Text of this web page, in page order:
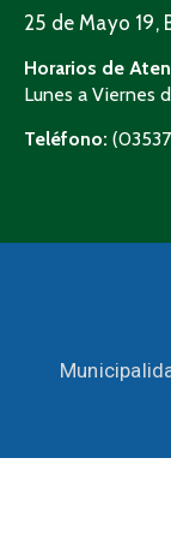
25 de Mayo 19,
Horarios de
Lunes a Viernes
Teléfono: